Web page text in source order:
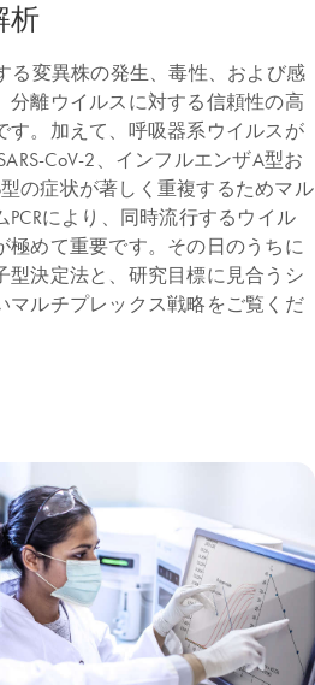
析
る変異株の発生、毒性、および感
分離ウイルスに対する信頼性の高
す。加えて、呼吸器系ウイルスが
CoV-2、インフルエンザA型お
型の症状が著しく重複するためマル
により、同時流行するウイル
極めて重要です。その日のうちに
型決定法と、研究目標に見合うシ
マルチプレックス戦略をご覧くだ